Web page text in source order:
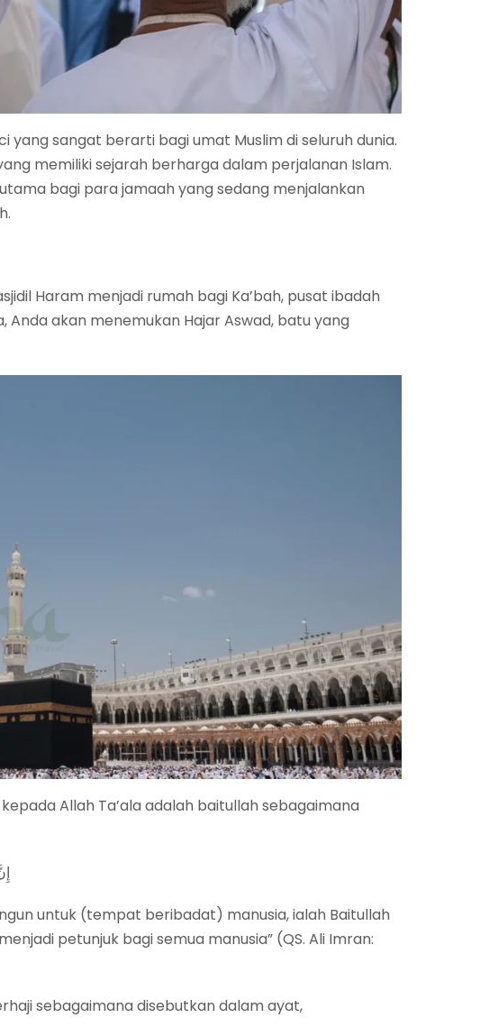
yang sangat berarti bagi umat Muslim di seluruh dunia.
memiliki sejarah berharga dalam perjalanan Islam.
bagi para jamaah yang sedang menjalankan
Haram menjadi rumah bagi Ka’bah, pusat ibadah
Anda akan menemukan Hajar Aswad, batu yang
Allah Ta’ala adalah baitullah sebagaimana
untuk (tempat beribadat) manusia, ialah Baitullah
petunjuk bagi semua manusia” (QS. Ali Imran:
sebagaimana disebutkan dalam ayat,